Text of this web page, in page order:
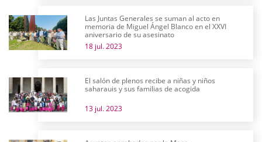
Las Juntas Generales se suman al acto en
memoria de Miguel Ángel Blanco en el XXVI
aniversario de su asesinato
18 jul. 2023
El salón de plenos recibe a niñas y niños
saharauis y sus familias de acogida
13 jul. 2023